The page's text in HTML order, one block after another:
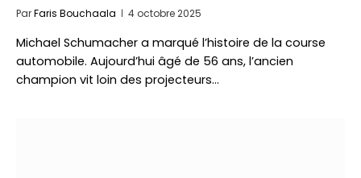
ParFaris Bouchaala 4 octobre 2025
Michael Schumacher a marqué l’histoire de la course
automobile. Aujourd’hui âgé de 56 ans, l’ancien
champion vit loin des projecteurs…